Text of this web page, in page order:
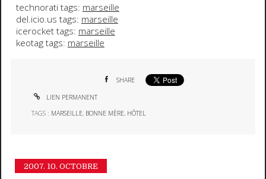
technorati tags: marseille
del.icio.us tags: marseille
icerocket tags: marseille
keotag tags: marseille
SHARE
LIEN PERMANENT
TAGS : MARSEILLE, BONNE MÈRE, HÔTEL
2007. 10. OCTOBRE